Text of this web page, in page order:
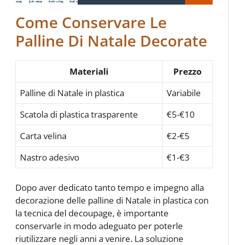
Come Conservare Le
Palline Di Natale Decorate
Materiali
Prezzo
Palline di Natale in plastica
Variabile
Scatola di plastica trasparente
€5-€10
Carta velina
€2-€5
Nastro adesivo
€1-€3
Dopo aver dedicato tanto tempo e impegno alla
decorazione delle palline di Natale in plastica con
la tecnica del decoupage, è importante
conservarle in modo adeguato per poterle
riutilizzare negli anni a venire. La soluzione